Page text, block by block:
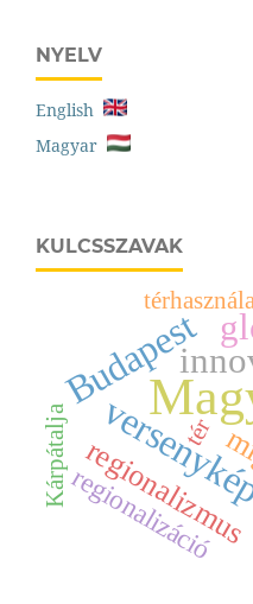
NYELV
English
Magyar
KULCSSZAVAK
Budapest
regionalizmus
regionalizáció
tér
Kárpátalja